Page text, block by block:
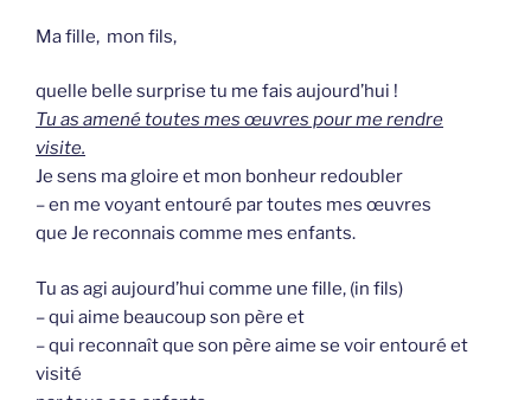
Ma fille, mon fils,
quelle belle surprise tu me fais aujourd’hui !
Tu as amené toutes mes œuvres pour me rendre
visite.
Je sens ma gloire et mon bonheur redoubler
– en me voyant entouré par toutes mes œuvres
que Je reconnais comme mes enfants.
Tu as agi aujourd’hui comme une fille, (in fils)
– qui aime beaucoup son père et
– qui reconnaît que son père aime se voir entouré et
visité